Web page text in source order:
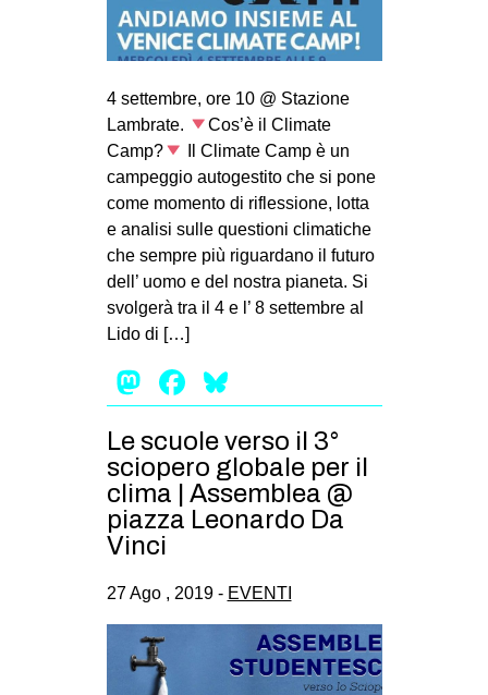
RECENSIONI
INTERNAZIONALE
AMERICHE
ESTREMO ORIENTE
EUROPA
MEDIO ORIENTE
MONDO
EVENTI
Fb
tw
bsky
4 settembre, ore 10 @ Stazione
Lambrate.
Cos’è il Climate
Camp?
Il Climate Camp è un
campeggio autogestito che si pone
come momento di riflessione, lotta
e analisi sulle questioni climatiche
che sempre più riguardano il futuro
dell’ uomo e del nostra pianeta. Si
svolgerà tra il 4 e l’ 8 settembre al
Lido di […]
Mastodon
Facebook
Le scuole verso il 3°
sciopero globale per il
clima | Assemblea @
piazza Leonardo Da
Vinci
27 Ago , 2019 - EVENTI